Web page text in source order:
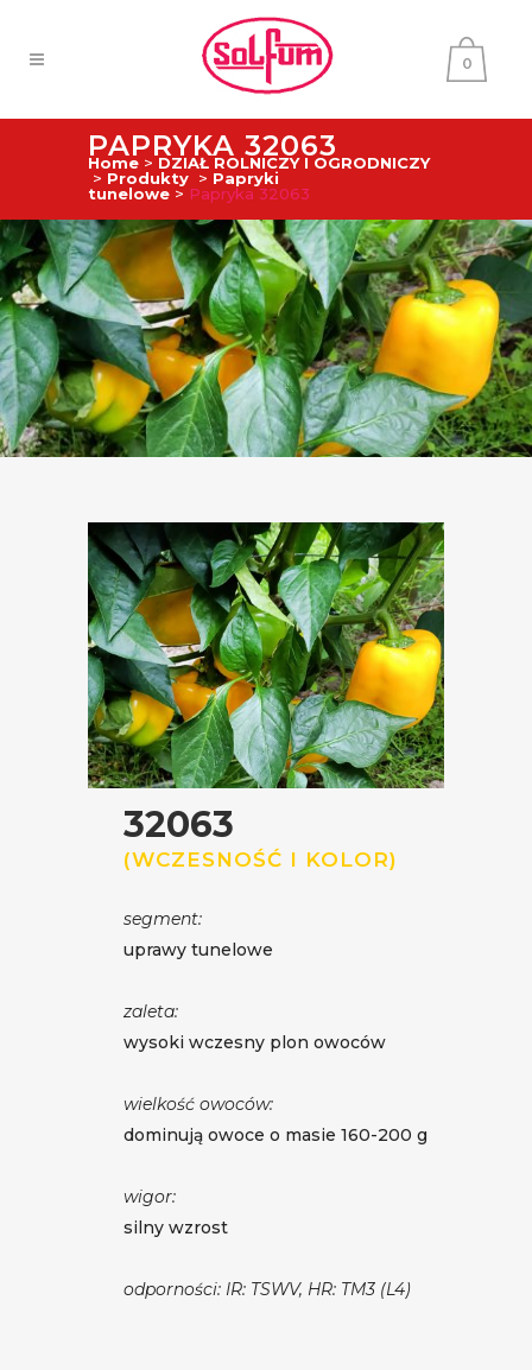
0
PAPRYKA 32063
Home > DZIAŁ ROLNICZY I OGRODNICZY
> Produkty > Papryki
tunelowe > Papryka 32063
32063
(WCZESNOŚĆ I KOLOR)
segment:
uprawy tunelowe
zaleta:
wysoki wczesny plon owoców
wielkość owoców:
dominują owoce o masie 160-200 g
wigor:
silny wzrost
odporności: IR: TSWV, HR: TM3 (L4)